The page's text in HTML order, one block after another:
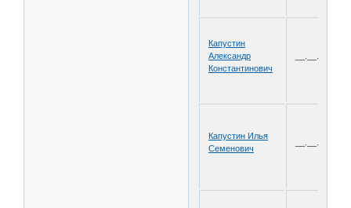
Капустин
Александр
Константинович
Капустин Илья
Семенович